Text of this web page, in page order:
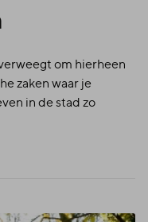
om hierheen
zaken waar je
in de stad zo